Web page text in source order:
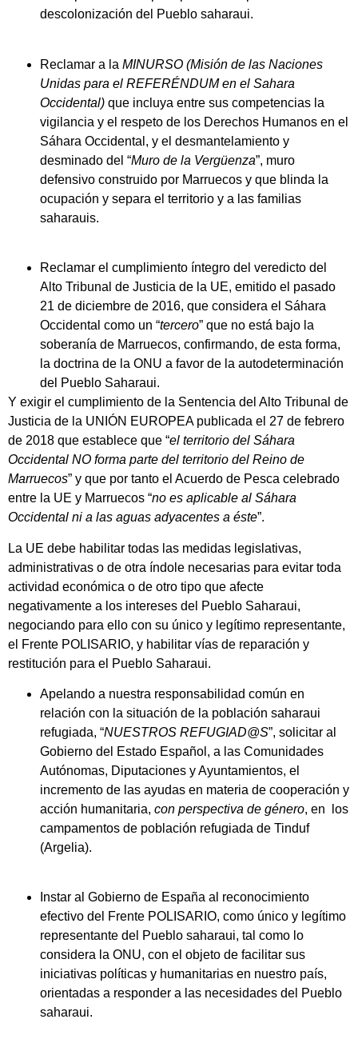
descolonización del Pueblo saharaui.
Reclamar a la MINURSO (Misión de las Naciones
Unidas para el REFERÉNDUM en el Sahara
Occidental) que incluya entre sus competencias la
vigilancia y el respeto de los Derechos Humanos en el
Sáhara Occidental, y el desmantelamiento y
desminado del “Muro de la Vergüenza”, muro
defensivo construido por Marruecos y que blinda la
ocupación y separa el territorio y a las familias
saharauis.
Reclamar el cumplimiento íntegro del veredicto del
Alto Tribunal de Justicia de la UE, emitido el pasado
21 de diciembre de 2016, que considera el Sáhara
Occidental como un “tercero” que no está bajo la
soberanía de Marruecos, confirmando, de esta forma,
la doctrina de la ONU a favor de la autodeterminación
del Pueblo Saharaui.
Y exigir el cumplimiento de la Sentencia del Alto Tribunal de
Justicia de la UNIÓN EUROPEA publicada el 27 de febrero
de 2018 que establece que “el territorio del Sáhara
Occidental NO forma parte del territorio del Reino de
Marruecos” y que por tanto el Acuerdo de Pesca celebrado
entre la UE y Marruecos “no es aplicable al Sáhara
Occidental ni a las aguas adyacentes a éste”.
La UE debe habilitar todas las medidas legislativas,
administrativas o de otra índole necesarias para evitar toda
actividad económica o de otro tipo que afecte
negativamente a los intereses del Pueblo Saharaui,
negociando para ello con su único y legítimo representante,
el Frente POLISARIO, y habilitar vías de reparación y
restitución para el Pueblo Saharaui.
Apelando a nuestra responsabilidad común en
relación con la situación de la población saharaui
refugiada, “NUESTROS REFUGIAD@S”, solicitar al
Gobierno del Estado Español, a las Comunidades
Autónomas, Diputaciones y Ayuntamientos, el
incremento de las ayudas en materia de cooperación y
acción humanitaria, con perspectiva de género, en los
campamentos de población refugiada de Tinduf
(Argelia).
Instar al Gobierno de España al reconocimiento
efectivo del Frente POLISARIO, como único y legítimo
representante del Pueblo saharaui, tal como lo
considera la ONU, con el objeto de facilitar sus
iniciativas políticas y humanitarias en nuestro país,
orientadas a responder a las necesidades del Pueblo
saharaui.